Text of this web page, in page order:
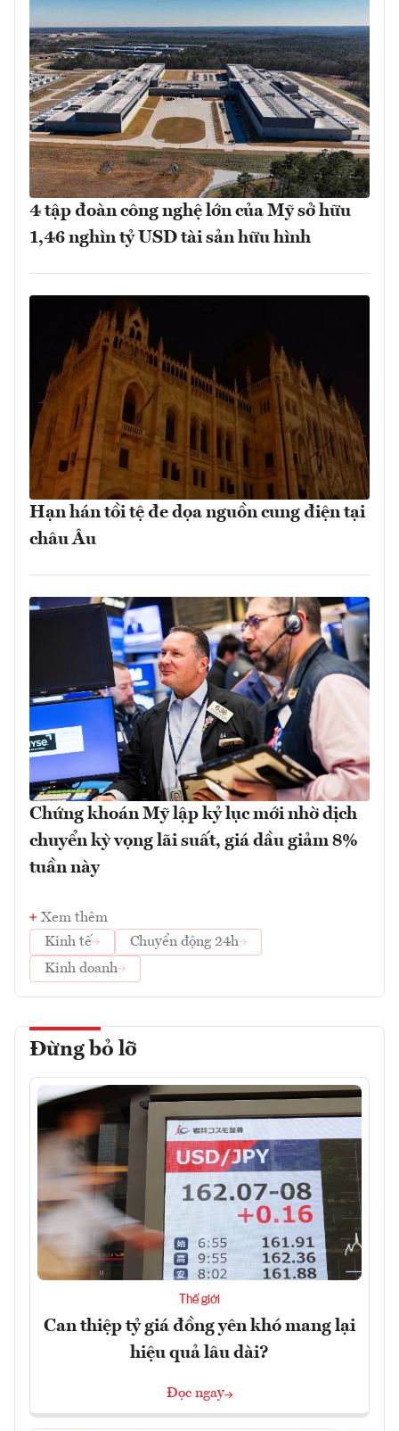
4 tập đoàn công nghệ lớn của Mỹ sở hữu
1,46 nghìn tỷ USD tài sản hữu hình
Hạn hán tồi tệ đe dọa nguồn cung điện tại
châu Âu
Chứng khoán Mỹ lập kỷ lục mới nhờ dịch
chuyển kỳ vọng lãi suất, giá dầu giảm 8%
tuần này
Xem thêm
Kinh tế
Chuyển động 24h
Kinh doanh
Đừng bỏ lỡ
Thế giới
Can thiệp tỷ giá đồng yên khó mang lại
hiệu quả lâu dài?
Đọc ngay